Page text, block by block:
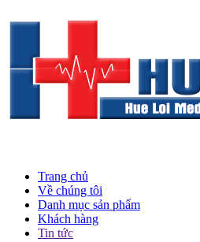
Trang chủ
Về chúng tôi
Danh mục sản phẩm
Khách hàng
Tin tức